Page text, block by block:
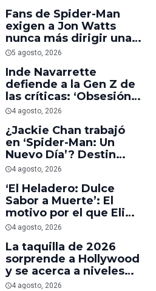
Fans de Spider-Man
exigen a Jon Watts
nunca más dirigir una
película del personaje
5 agosto, 2026
Inde Navarrette
defiende a la Gen Z de
las críticas: ‘Obsesión
es prueba de que los
4 agosto, 2026
¿Jackie Chan trabajó
en ‘Spider-Man: Un
Nuevo Día’? Destin
Daniel Cretton aclara el
4 agosto, 2026
‘El Heladero: Dulce
Sabor a Muerte’: El
motivo por el que Eli
Roth se hartó de los
Hollywood e hizo su
nueva película gore
4 agosto, 2026
La taquilla de 2026
sorprende a Hollywood
y se acerca a niveles
anteriores a la
4 agosto, 2026